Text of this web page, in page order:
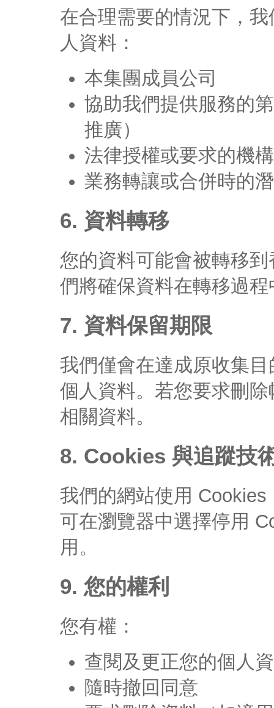
在合理需要的情況下，
人資料：
本集團成員公司
協助我們提供服務的
推廣）
法律授權或要求的機構
業務轉讓或合併時的
6. 資料轉移
您的資料可能會被轉移
們將確保資料在轉移過
7. 資料保留期限
我們僅會在達成原收集
個人資料。若您要求刪
相關資料。
8. Cookies 與追蹤技
我們的網站使用
可在瀏覽器中選擇停用
用。
9. 您的權利
您有權：
查閱及更正您的個人
隨時撤回同意